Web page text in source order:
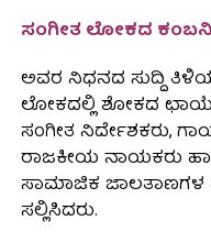
ಸಂಗೀತ ಲೋಕದ ಕಂಬನಿ
ಅವರ ನಿಧನದ ಸುದ್ದಿ
ಲೋಕದಲ್ಲಿ ಶೋಕದ ಛಾಯೆ
ಸಂಗೀತ ನಿರ್ದೇಶಕರು,
ರಾಜಕೀಯ ನಾಯಕರು
ಸಾಮಾಜಿಕ
ಸಲ್ಲಿಸಿದರು.